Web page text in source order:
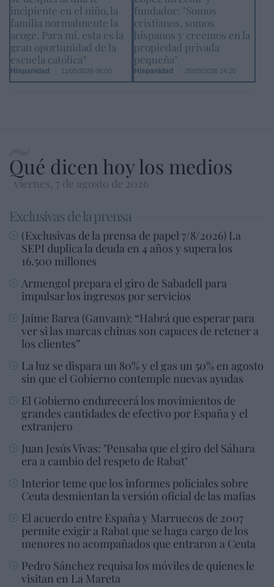
incipiente en el niño, la
familia normalmente la
acoge. Para mí, esta es la
gran oportunidad de la
escuela católica”
Hispanidad 11/05/2026 06:00
fundador: "Somos
cristianos, somos
hispanos y creemos en la
propiedad privada
pequeña"
Hispanidad 25/03/2026 14:20
Qué dicen hoy los medios
viernes, 7 de agosto de 2026
Exclusivas de la prensa
(Exclusivas de la prensa de papel 7/8/2026) La
SEPI duplica la deuda en 4 años y supera los
16.500 millones
Armengol prepara el giro de Sabadell para
impulsar los ingresos por servicios
Jaime Barea (Ganvam): “Habrá que esperar para
ver si las marcas chinas son capaces de retener a
los clientes”
La luz se dispara un 80% y el gas un 50% en agosto
sin que el Gobierno contemple nuevas ayudas
El Gobierno endurecerá los movimientos de
grandes cantidades de efectivo por España y el
extranjero
Juan Jesús Vivas: "Pensaba que el giro del Sáhara
era a cambio del respeto de Rabat"
Interior teme que los informes policiales sobre
Ceuta desmientan la versión oficial de las mafias
El acuerdo entre España y Marruecos de 2007
permite exigir a Rabat que se haga cargo de los
menores no acompañados que entraron a Ceuta
Pedro Sánchez requisa los móviles de quienes le
visitan en La Mareta